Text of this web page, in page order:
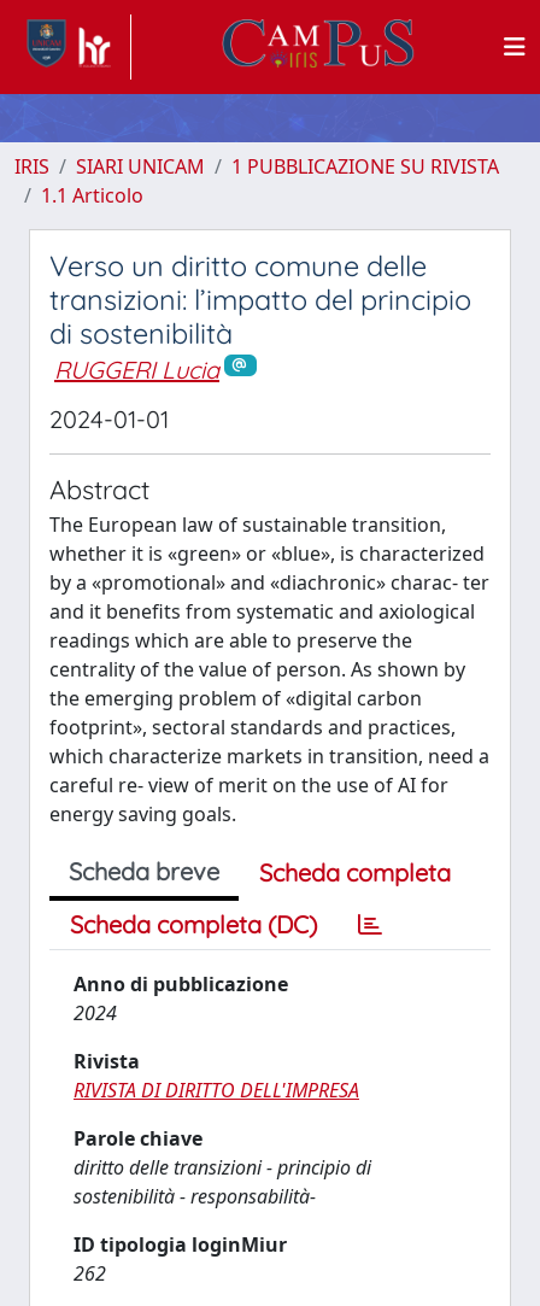
IRIS SIARI UNICAM
1 PUBBLICAZIONE SU RIVISTA
1.1 Articolo
Verso un diritto comune delle
transizioni: l’impatto del principio
di sostenibilità
RUGGERI Lucia
2024-01-01
Abstract
The European law of sustainable transition,
whether it is «green» or «blue», is characterized
by a «promotional» and «diachronic» charac- ter
and it benefits from systematic and axiological
readings which are able to preserve the
centrality of the value of person. As shown by
the emerging problem of «digital carbon
footprint», sectoral standards and practices,
which characterize markets in transition, need a
careful re- view of merit on the use of AI for
energy saving goals.
Scheda breve
Scheda completa
Scheda completa (DC)
Anno di pubblicazione
2024
Rivista
RIVISTA DI DIRITTO DELL'IMPRESA
Parole chiave
diritto delle transizioni - principio di
sostenibilità - responsabilità-
ID tipologia loginMiur
262